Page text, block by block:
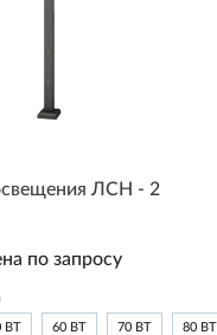
ЛСН - 2
по запросу
ВТ 60 ВТ 70 ВТ 80 ВТ